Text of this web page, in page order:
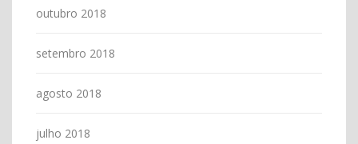
outubro 2018
setembro 2018
agosto 2018
julho 2018